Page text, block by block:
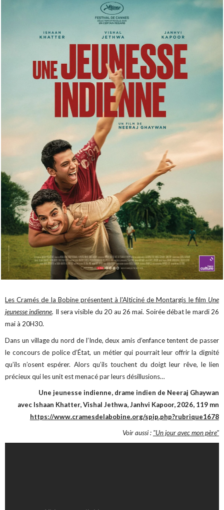
Les Cramés de la Bobine présentent à l'Alticiné de Montargis le film Une
jeunesse indienne. Il sera visible du 20 au 26 mai. Soirée débat le mardi 26
mai à 20H30.
Dans un village du nord de l’Inde, deux amis d’enfance tentent de passer
le concours de police d’État, un métier qui pourrait leur offrir la dignité
qu’ils n’osent espérer. Alors qu’ils touchent du doigt leur rêve, le lien
précieux qui les unit est menacé par leurs désillusions…
Une jeunesse indienne, drame indien de Neeraj Ghaywan
avec Ishaan Khatter, Vishal Jethwa, Janhvi Kapoor, 2026, 119 mn
https://www.cramesdelabobine.org/spip.php?rubrique1678
Voir aussi : "Un jour avec mon père"